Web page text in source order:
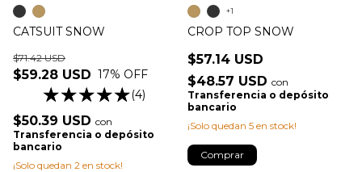
CATSUIT SNOW
$59.28 USD
$71.42 USD
17% OFF
(4)
$50.39 USD con
Transferencia o depósito
bancario
¡Solo quedan 2 en stock!
CROP TOP SNOW
$57.14 USD
$48.57 USD con
Transferencia o depósito
bancario
¡Solo quedan 5 en stock!
+1
Comprar